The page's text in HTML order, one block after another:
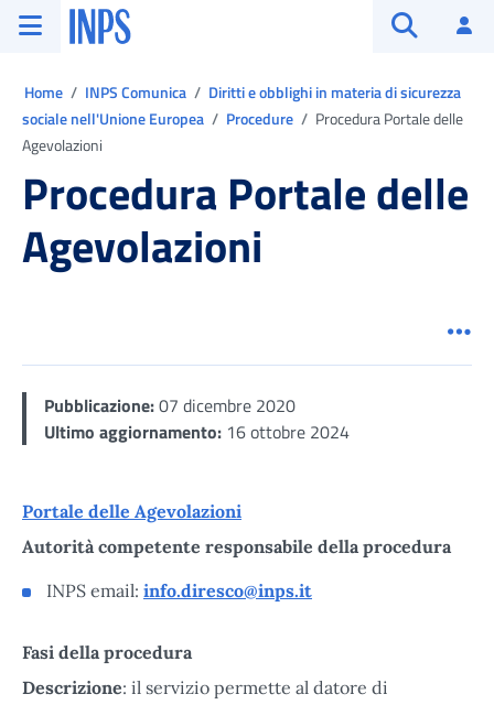
Vai al menu principale
Vai al contenuto principale
Vai al pie' di pagina
INPS ()
Home INPS Comunica
Diritti e obblighi in materia di sicurezza
sociale nell'Unione Europea
Procedure
Procedura Portale delle
Agevolazioni
Procedura Portale delle
Agevolazioni
Pubblicazione:07 dicembre 2020
Ultimo aggiornamento: 16 ottobre 2024
Portale delle Agevolazioni
Autorità competente responsabile della procedura
INPS email: info.diresco@inps.it
Fasi della procedura
Descrizione: il servizio permette al datore di